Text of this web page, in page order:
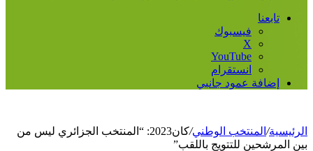
تابعنا
فيسبوك
‫X
‫YouTube
انستقرام
إضافة عمود جانبي
الرئيسية/ المنتخب الوطني/
كان2023: “المنتخب الجزائري ليس من
بين المرشحين للتتويج باللقب”